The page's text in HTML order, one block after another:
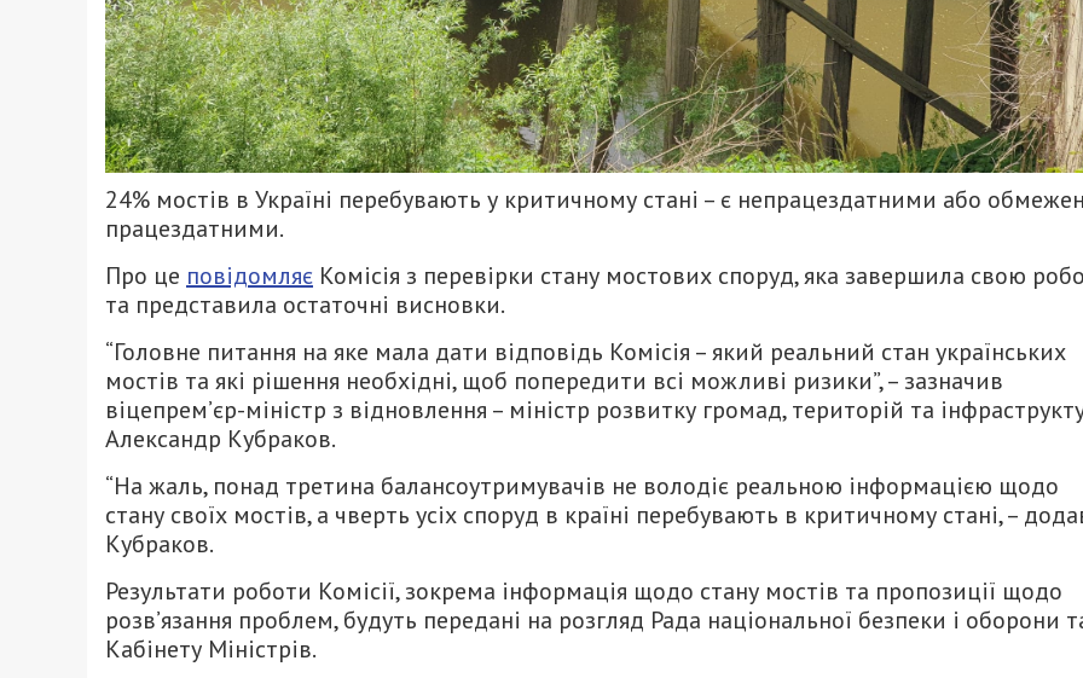
24% мостів в Україні перебувають у критичному стані – є непрацездатними або
працездатними.
Про це повідомляє Комісія з перевірки стану мостових споруд, яка завершила свою
та представила остаточні висновки.
“Головне питання на яке мала дати відповідь Комісія – який реальний стан українських
мостів та які рішення необхідні, щоб попередити всі можливі ризики”, – зазначив
віцепрем’єр-міністр з відновлення – міністр розвитку громад, територій та
Александр Кубраков.
“На жаль, понад третина балансоутримувачів не володіє реальною інформацією щодо
стану своїх мостів, а чверть усіх споруд в країні перебувають в критичному стані, –
Кубраков.
Результати роботи Комісії, зокрема інформація щодо стану мостів та пропозиції щодо
розв’язання проблем, будуть передані на розгляд Рада національної безпеки і оборони
Кабінету Міністрів.